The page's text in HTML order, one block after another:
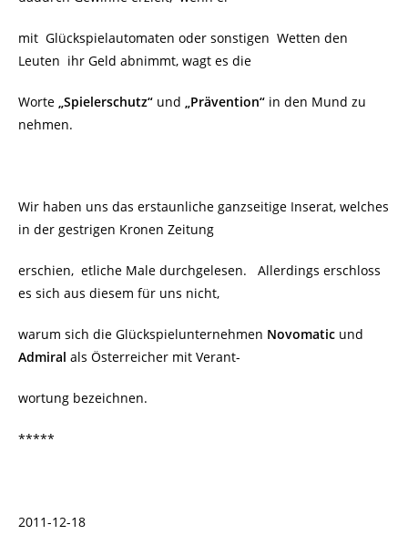
mit Glückspielautomaten oder sonstigen Wetten den
Leuten ihr Geld abnimmt, wagt es die
Worte „Spielerschutz“ und „Prävention“ in den Mund zu
nehmen.
Wir haben uns das erstaunliche ganzseitige Inserat, welches
in der gestrigen Kronen Zeitung
erschien, etliche Male durchgelesen. Allerdings erschloss
es sich aus diesem für uns nicht,
warum sich die Glückspielunternehmen Novomatic und
Admiral als Österreicher mit Verant-
wortung bezeichnen.
*****
2011-12-18